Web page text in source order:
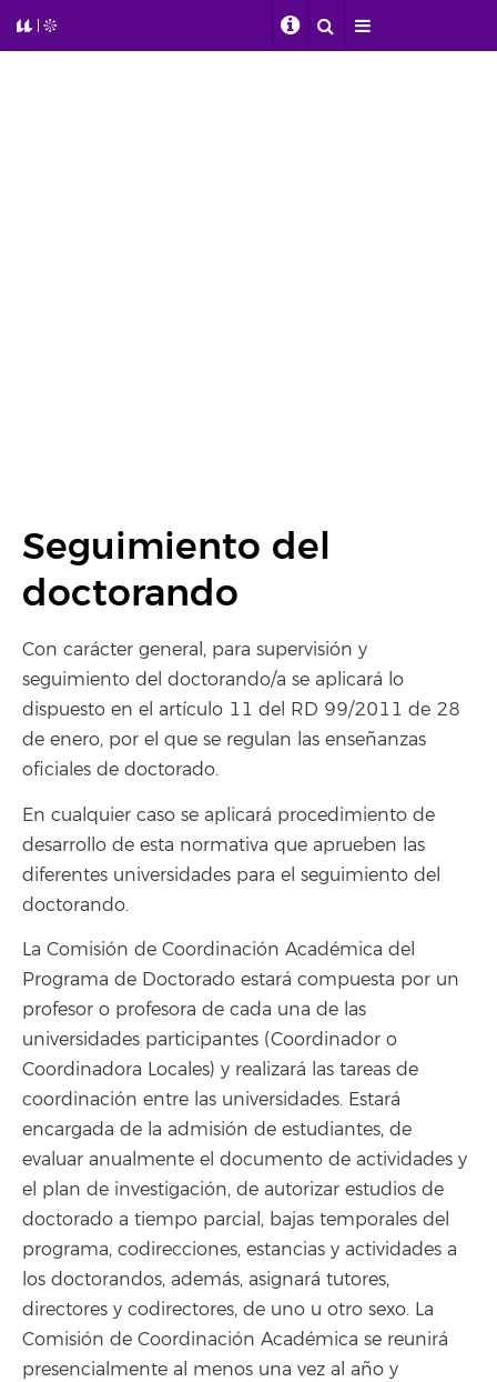
Seguimiento del
doctorando
Con carácter general, para supervisión y
seguimiento del doctorando/a se aplicará lo
dispuesto en el artículo 11 del RD 99/2011 de 28
de enero, por el que se regulan las enseñanzas
oficiales de doctorado.
En cualquier caso se aplicará procedimiento de
desarrollo de esta normativa que aprueben las
diferentes universidades para el seguimiento del
doctorando.
La Comisión de Coordinación Académica del
Programa de Doctorado estará compuesta por un
profesor o profesora de cada una de las
universidades participantes (Coordinador o
Coordinadora Locales) y realizará las tareas de
coordinación entre las universidades. Estará
encargada de la admisión de estudiantes, de
evaluar anualmente el documento de actividades y
el plan de investigación, de autorizar estudios de
doctorado a tiempo parcial, bajas temporales del
programa, codirecciones, estancias y actividades a
los doctorandos, además, asignará tutores,
directores y codirectores, de uno u otro sexo. La
Comisión de Coordinación Académica se reunirá
presencialmente al menos una vez al año y